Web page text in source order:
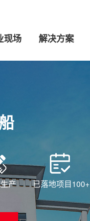
现场 解决方案
产 已落地项目100+